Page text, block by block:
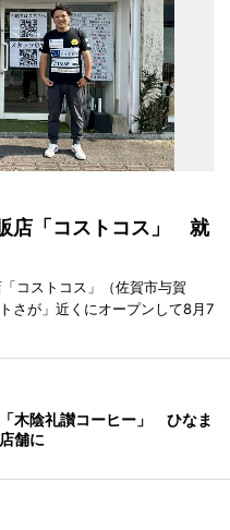
店「コストコス」 就
コストコス」（佐賀市与賀
さが」近くにオープンして8月7
木陰礼讃コーヒー」 ひなま
舗に